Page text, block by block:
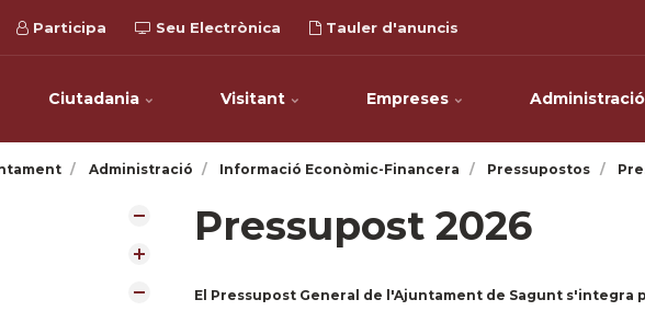
Participa Seu Electrònica Tauler d'anuncis
Ciutadania Visitant Empreses Administració
Administració Informació Econòmic-Financera Pressupostos
Pressupost 2026
El Pressupost General de l'Ajuntament de Sagunt